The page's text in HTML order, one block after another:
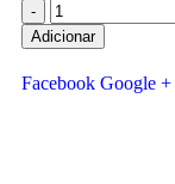
-
Adicionar
Facebook Google +